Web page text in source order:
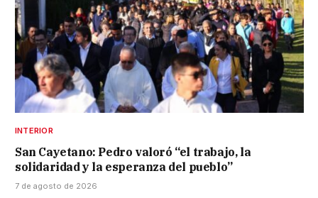
INTERIOR
San Cayetano: Pedro valoró “el trabajo, la
solidaridad y la esperanza del pueblo”
7 de agosto de 2026